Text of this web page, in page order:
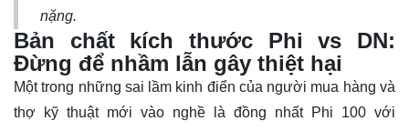
nặng.
Bản chất kích thước Phi vs DN:
Đừng để nhầm lẫn gây thiệt hại
Một trong những sai lầm kinh điển của người mua hàng và
thợ kỹ thuật mới vào nghề là đồng nhất Phi 100 với